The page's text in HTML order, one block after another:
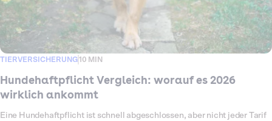
TIERVERSICHERUNG10 MIN
Hundehaftpflicht Vergleich: worauf es 2026
wirklich ankommt
Eine Hundehaftpflicht ist schnell abgeschlossen, aber nicht jeder Tarif